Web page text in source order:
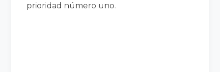
prioridad número uno.